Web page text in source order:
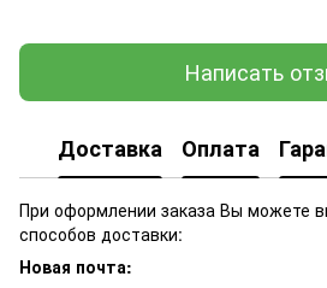
Написать
Доставка Оплата
При оформлении заказа Вы можете
способов доставки:
Новая почта: